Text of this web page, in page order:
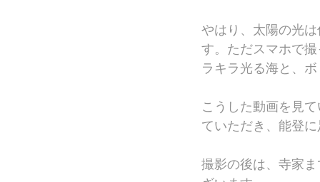
やはり、太陽の光
す。ただスマホで
ラキラ光る海と、
こうした動画を見
ていただき、能登
撮影の後は、寺家